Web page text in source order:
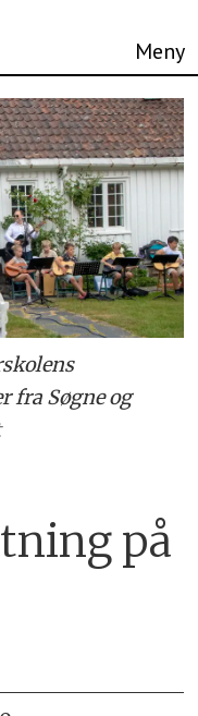
fra Søgne og
på